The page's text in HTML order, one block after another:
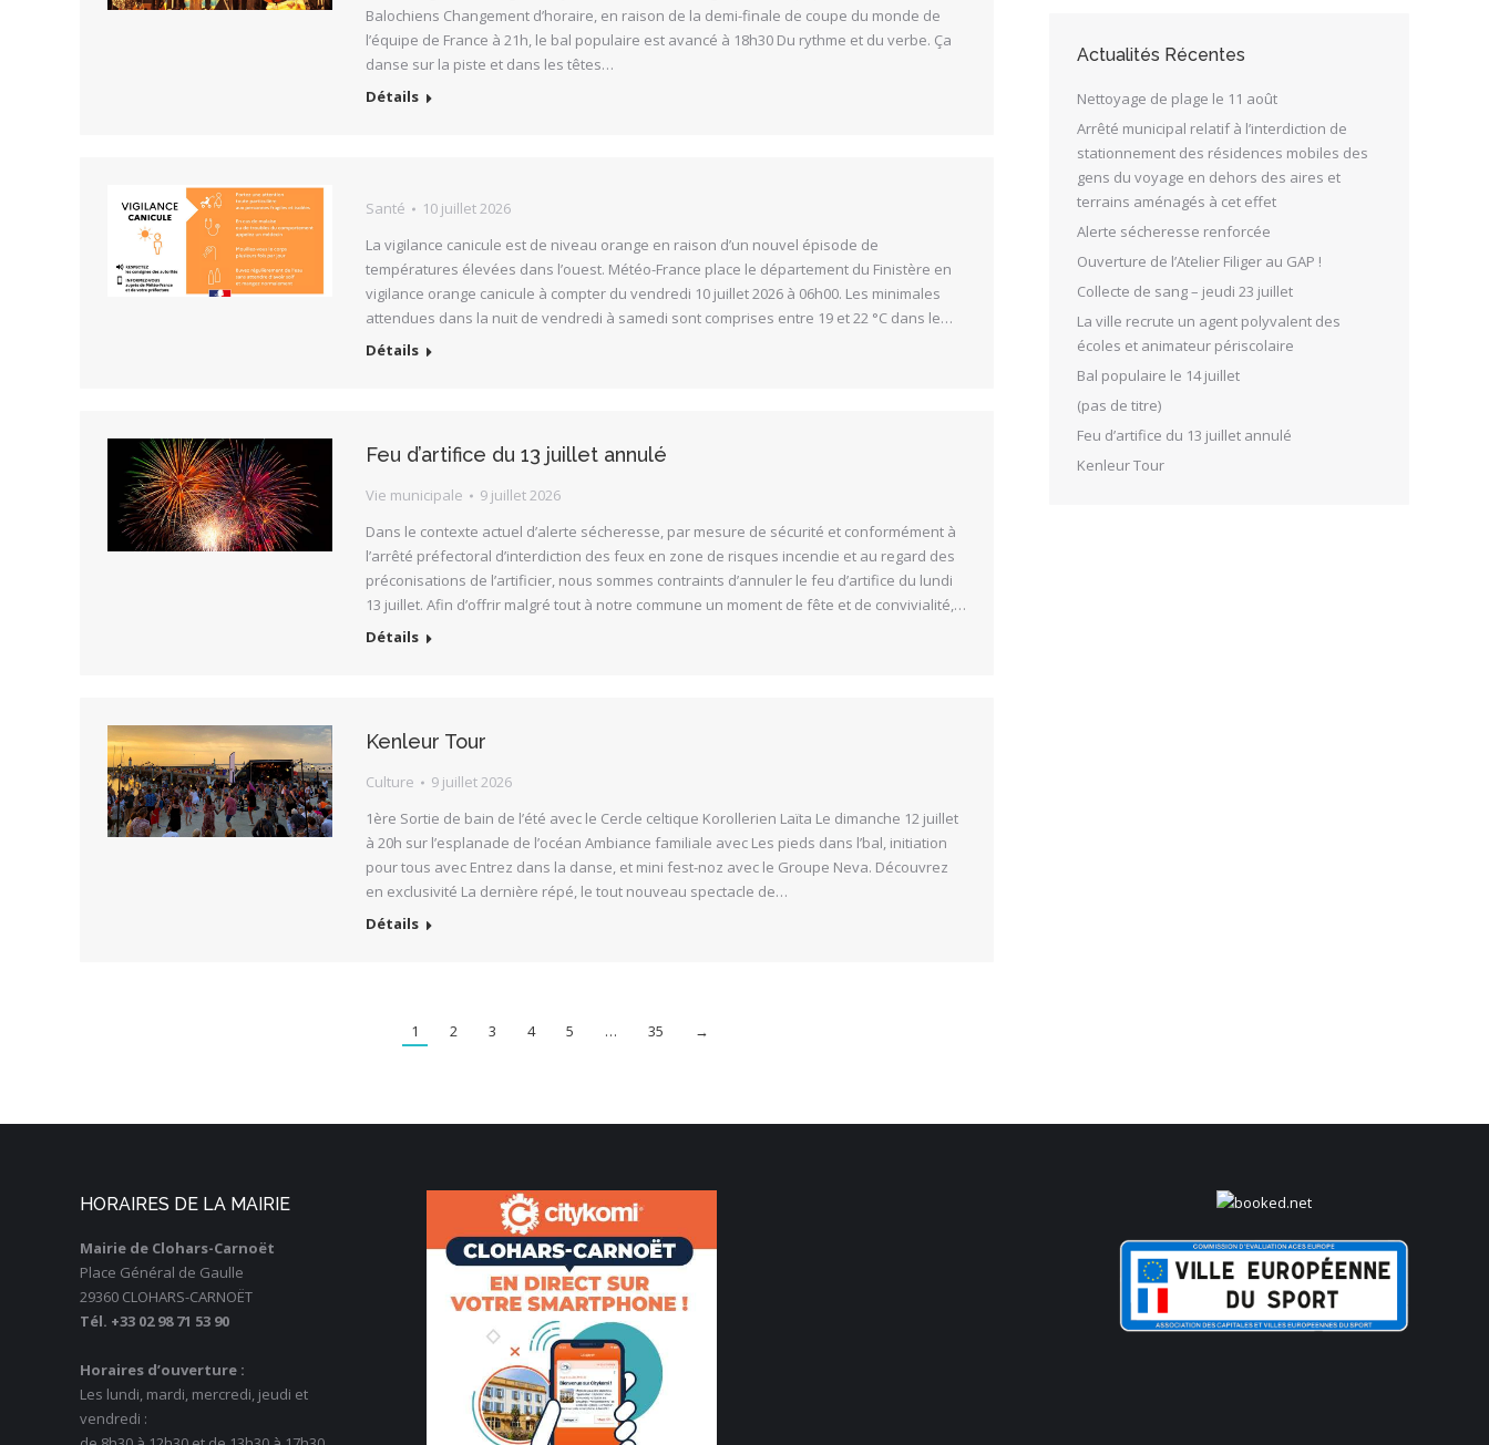
Balochiens Changement d’horaire, en raison de la demi-finale de coupe du monde de
l’équipe de France à 21h, le bal populaire est avancé à 18h30 Du rythme et du verbe. Ça
danse sur la piste et dans les têtes…
Détails
Santé
10 juillet 2026
La vigilance canicule est de niveau orange en raison d’un nouvel épisode de
températures élevées dans l’ouest. Météo-France place le département du Finistère en
vigilance orange canicule à compter du vendredi 10 juillet 2026 à 06h00. Les minimales
attendues dans la nuit de vendredi à samedi sont comprises entre 19 et 22 °C dans le…
Détails
Feu d’artifice du 13 juillet annulé
Vie municipale
9 juillet 2026
Dans le contexte actuel d’alerte sécheresse, par mesure de sécurité et conformément à
l’arrêté préfectoral d’interdiction des feux en zone de risques incendie et au regard des
préconisations de l’artificier, nous sommes contraints d’annuler le feu d’artifice du lundi
13 juillet. Afin d’offrir malgré tout à notre commune un moment de fête et de convivialité,…
Détails
Kenleur Tour
Culture
9 juillet 2026
1ère Sortie de bain de l’été avec le Cercle celtique Korollerien Laïta Le dimanche 12 juillet
à 20h sur l’esplanade de l’océan Ambiance familiale avec Les pieds dans l’bal, initiation
pour tous avec Entrez dans la danse, et mini fest-noz avec le Groupe Neva. Découvrez
en exclusivité La dernière répé, le tout nouveau spectacle de…
Détails
1 2 3 4 5 … 35 →
Actualités Récentes
Nettoyage de plage le 11 août
Arrêté municipal relatif à l’interdiction de
stationnement des résidences mobiles des
gens du voyage en dehors des aires et
terrains aménagés à cet effet
Alerte sécheresse renforcée
Ouverture de l’Atelier Filiger au GAP !
Collecte de sang – jeudi 23 juillet
La ville recrute un agent polyvalent des
écoles et animateur périscolaire
Bal populaire le 14 juillet
(pas de titre)
Feu d’artifice du 13 juillet annulé
Kenleur Tour
HORAIRES DE LA MAIRIE
Mairie de Clohars-Carnoët
Place Général de Gaulle
29360 CLOHARS-CARNOËT
Tél. +33 02 98 71 53 90
Horaires d’ouverture :
Les lundi, mardi, mercredi, jeudi et
vendredi :